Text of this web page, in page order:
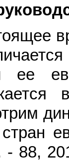
ее
стран
- 88,